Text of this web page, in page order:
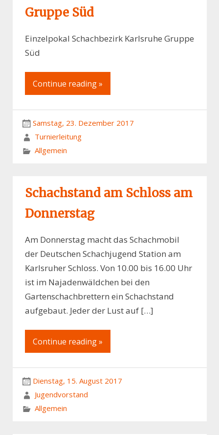
Gruppe Süd
Einzelpokal Schachbezirk Karlsruhe Gruppe
Süd
Continue reading »
Samstag, 23. Dezember 2017
Turnierleitung
Allgemein
Schachstand am Schloss am
Donnerstag
Am Donnerstag macht das Schachmobil
der Deutschen Schachjugend Station am
Karlsruher Schloss. Von 10.00 bis 16.00 Uhr
ist im Najadenwäldchen bei den
Gartenschachbrettern ein Schachstand
aufgebaut. Jeder der Lust auf […]
Continue reading »
Dienstag, 15. August 2017
Jugendvorstand
Allgemein